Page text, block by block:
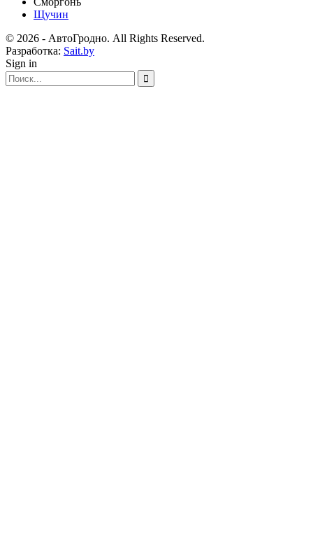
Щучин
© 2026 - АвтоГродно. All Rights Reserved.
Разработка: Sait.by
Sign in